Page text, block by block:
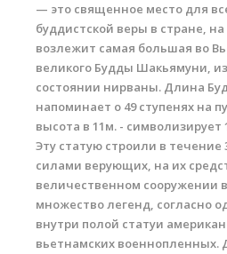
— это священное место для
буддистской веры в стране,
возлежит самая большая во
великого Будды Шакьямуни,
состоянии нирваны. Длина
напоминает о 49 ступенях на
высота в 11м. - символизирует
Эту статую строили в течение 3
силами верующих, на их
величественном сооружении
множество легенд, согласно
внутри полой статуи
вьетнамских военнопленных.